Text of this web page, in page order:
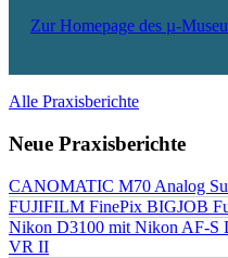
Zur Homepage des µ-
Alle Praxisberichte
Neue Praxisberichte
CANOMATIC M70 Analog
FUJIFILM FinePix BIGJOB
Nikon D3100 mit Nikon AF-S
VR II